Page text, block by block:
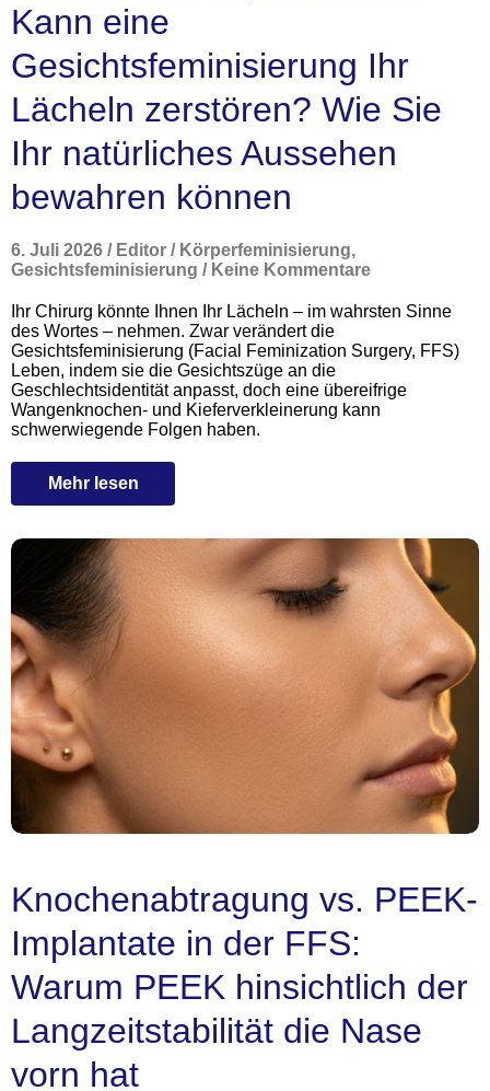
Kann eine
Gesichtsfeminisierung Ihr
Lächeln zerstören? Wie Sie
Ihr natürliches Aussehen
bewahren können
6. Juli 2026 / Editor / Körperfeminisierung,
Gesichtsfeminisierung / Keine Kommentare
Ihr Chirurg könnte Ihnen Ihr Lächeln – im wahrsten Sinne
des Wortes – nehmen. Zwar verändert die
Gesichtsfeminisierung (Facial Feminization Surgery, FFS)
Leben, indem sie die Gesichtszüge an die
Geschlechtsidentität anpasst, doch eine übereifrige
Wangenknochen- und Kieferverkleinerung kann
schwerwiegende Folgen haben.
Mehr lesen
Knochenabtragung vs. PEEK-
Implantate in der FFS:
Warum PEEK hinsichtlich der
Langzeitstabilität die Nase
vorn hat